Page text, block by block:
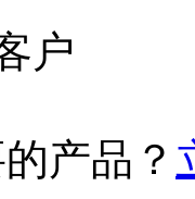
户
产品？